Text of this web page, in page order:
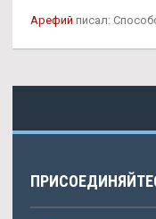
Арефий писал: